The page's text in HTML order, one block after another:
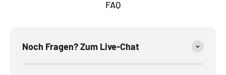
FAQ
Noch Fragen? Zum Live-Chat